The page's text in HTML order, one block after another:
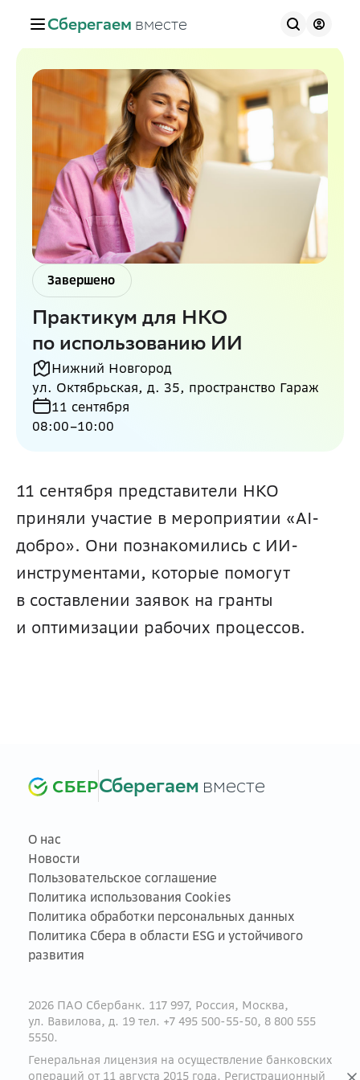
Сберегаем вместе
Завершено
Практикум для НКО
по использованию ИИ
Нижний Новгород
ул. Октябрьская, д. 35, пространство Гараж
11 сентября
08:00–10:00
11 сентября представители НКО
приняли участие в мероприятии «AI-
добро». Они познакомились с ИИ-
инструментами, которые помогут
в составлении заявок на гранты
и оптимизации рабочих процессов.
Сберегаем вместе
О нас
Новости
Пользовательское соглашение
Политика использования Cookies
Политика обработки персональных данных
Политика Сбера в области ESG и устойчивого
развития
2026 ПАО Сбербанк. 117 997, Россия, Москва,
ул. Вавилова, д. 19 тел. +7 495 500-55-50, 8 800 555
5550.
Генеральная лицензия на осуществление банковских
операций от 11 августа 2015 года. Регистрационный